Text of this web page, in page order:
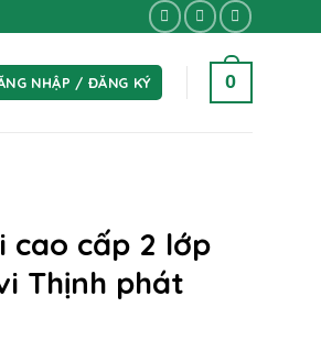
NHẬP / ĐĂNG KÝ 0
cao cấp 2 lớp
Thịnh phát